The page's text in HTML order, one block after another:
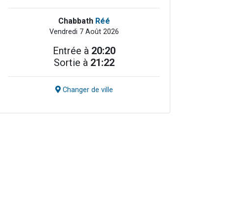
Chabbath Réé
Vendredi 7 Août 2026
Entrée à 20:20
Sortie à 21:22
Changer de ville